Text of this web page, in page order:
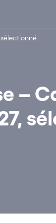
sélectionné
–